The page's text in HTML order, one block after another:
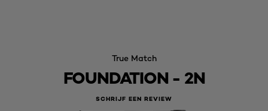
True Match
FOUNDATION - 2N
SCHRIJF EEN REVIEW